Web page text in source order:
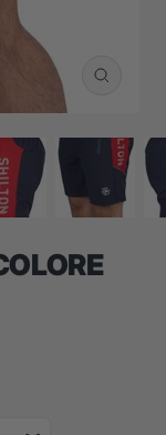
Zoom